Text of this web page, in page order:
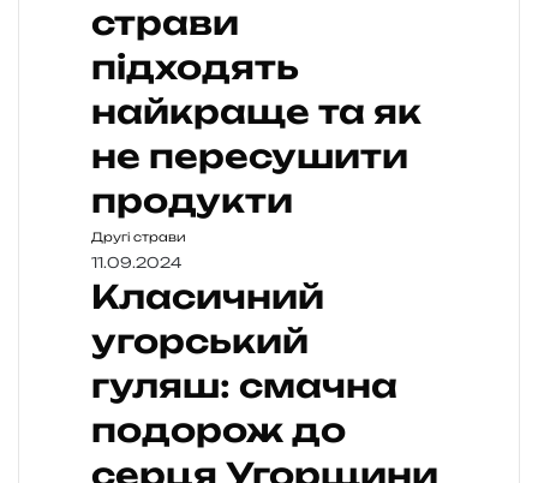
страви
підходять
найкраще та як
не пересушити
продукти
Другі страви
11.09.2024
Класичний
угорський
гуляш: смачна
подорож до
серця Угорщини